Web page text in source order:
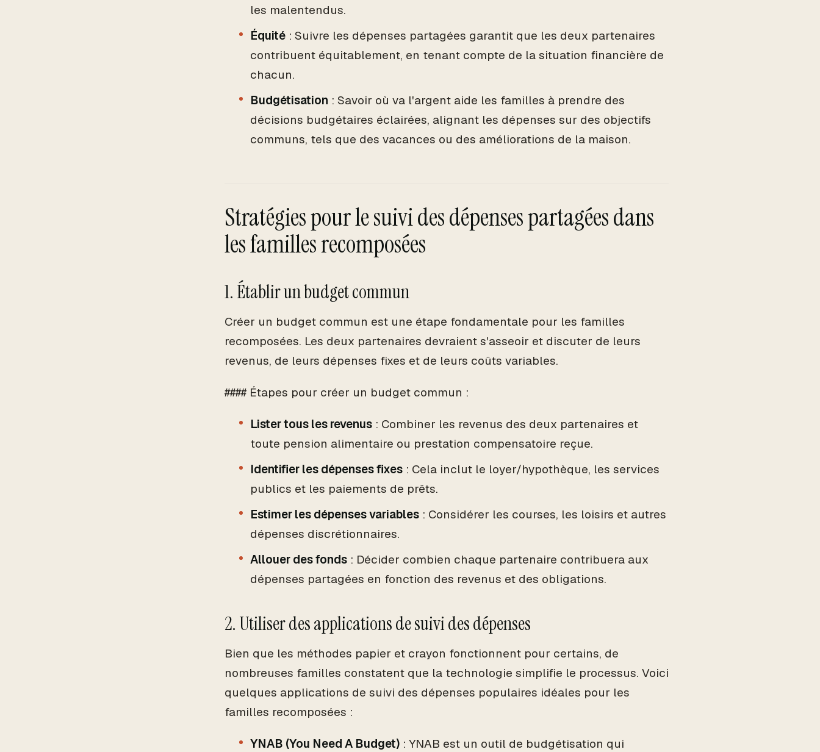
les malentendus.
Équité : Suivre les dépenses partagées garantit que les deux partenaires
contribuent équitablement, en tenant compte de la situation financière de
chacun.
Budgétisation : Savoir où va l'argent aide les familles à prendre des
décisions budgétaires éclairées, alignant les dépenses sur des objectifs
communs, tels que des vacances ou des améliorations de la maison.
Stratégies pour le suivi des dépenses partagées dans
les familles recomposées
1. Établir un budget commun
Créer un budget commun est une étape fondamentale pour les familles
recomposées. Les deux partenaires devraient s'asseoir et discuter de leurs
revenus, de leurs dépenses fixes et de leurs coûts variables.
#### Étapes pour créer un budget commun :
Lister tous les revenus : Combiner les revenus des deux partenaires et
toute pension alimentaire ou prestation compensatoire reçue.
Identifier les dépenses fixes : Cela inclut le loyer/hypothèque, les services
publics et les paiements de prêts.
Estimer les dépenses variables : Considérer les courses, les loisirs et autres
dépenses discrétionnaires.
Allouer des fonds : Décider combien chaque partenaire contribuera aux
dépenses partagées en fonction des revenus et des obligations.
2. Utiliser des applications de suivi des dépenses
Bien que les méthodes papier et crayon fonctionnent pour certains, de
nombreuses familles constatent que la technologie simplifie le processus. Voici
quelques applications de suivi des dépenses populaires idéales pour les
familles recomposées :
YNAB (You Need A Budget) : YNAB est un outil de budgétisation qui